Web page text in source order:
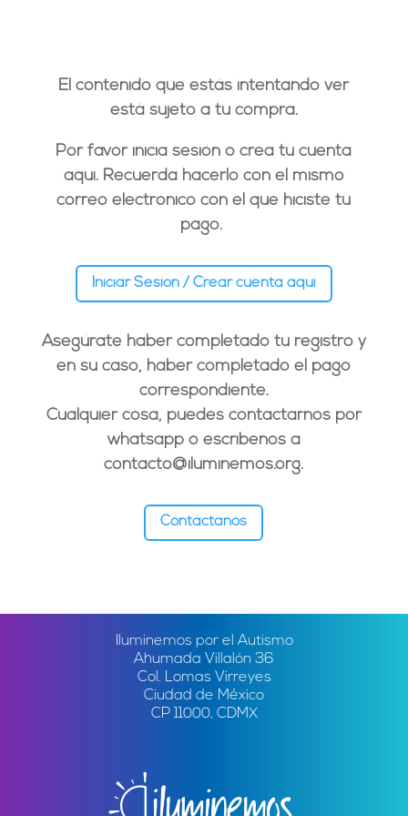
El contenido que estás intentando ver
está sujeto a tu compra.
Por favor inicia sesión o crea tu cuenta
aquí. Recuerda hacerlo con el mismo
correo electrónico con el que hiciste tu
pago.
Iniciar Sesión / Crear cuenta aquí
Asegúrate haber completado tu registro y
en su caso, haber completado el pago
correspondiente.
Cualquier cosa, puedes contactarnos por
whatsapp o escríbenos a
contacto@iluminemos.org.
Contáctanos
Iluminemos por el Autismo
Ahumada Villalón 36
Col. Lomas Virreyes
Ciudad de México
CP 11000, CDMX